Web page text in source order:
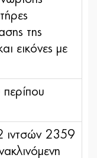
της
εικόνες με
ιντσών 2359